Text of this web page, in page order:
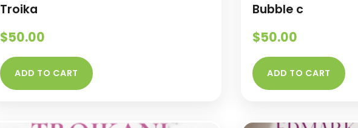
Troika
$50.00
ADD TO CART
Bubble c
$50.00
ADD TO CART